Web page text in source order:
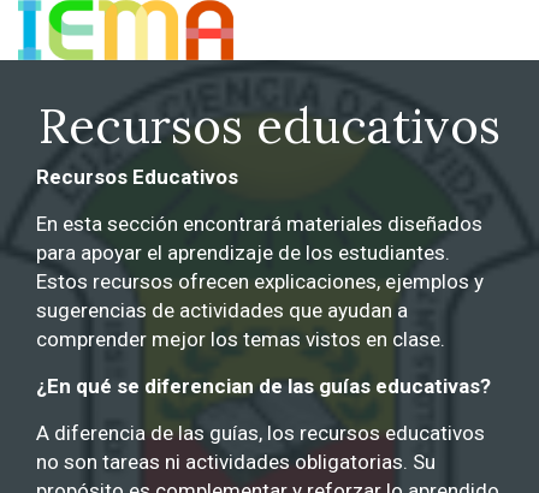
Recursos educativos
Recursos Educativos
En esta sección encontrará materiales diseñados
para apoyar el aprendizaje de los estudiantes.
Estos recursos ofrecen explicaciones, ejemplos y
sugerencias de actividades que ayudan a
comprender mejor los temas vistos en clase.
¿En qué se diferencian de las guías educativas?
A diferencia de las guías, los recursos educativos
no son tareas ni actividades obligatorias. Su